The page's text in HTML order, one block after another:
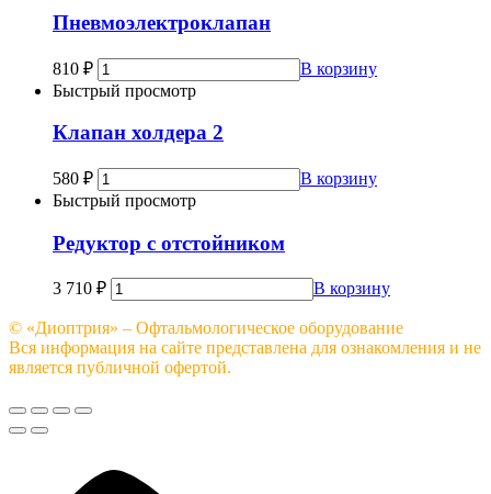
Пневмоэлектроклапан
810 ₽
В корзину
Быстрый просмотр
Клапан холдера 2
580 ₽
В корзину
Быстрый просмотр
Редуктор с отстойником
3 710 ₽ В корзину
© «Диоптрия» – Офтальмологическое оборудование
Вся информация на сайте представлена для ознакомления и не
является публичной офертой.